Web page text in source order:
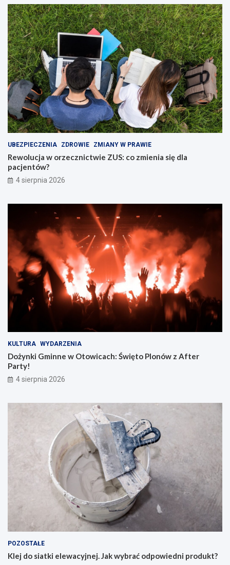
UBEZPIECZENIA ZDROWIE ZMIANY W PRAWIE
Rewolucja w orzecznictwie ZUS: co zmienia się dla
pacjentów?
4 sierpnia 2026
KULTURA WYDARZENIA
Dożynki Gminne w Otowicach: Święto Plonów z After
Party!
4 sierpnia 2026
POZOSTAŁE
Klej do siatki elewacyjnej. Jak wybrać odpowiedni produkt?